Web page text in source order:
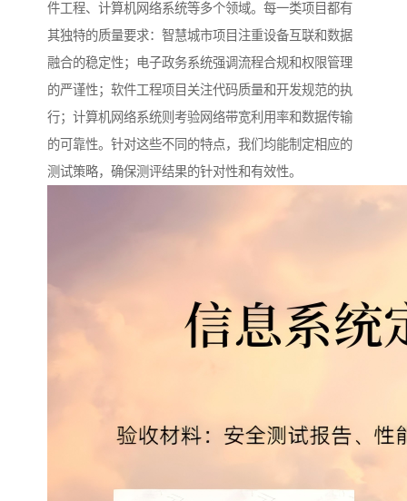
件工程、计算机网络系统等多个领域。每一类项目都有
其独特的质量要求：智慧城市项目注重设备互联和数据
融合的稳定性；电子政务系统强调流程合规和权限管理
的严谨性；软件工程项目关注代码质量和开发规范的执
行；计算机网络系统则考验网络带宽利用率和数据传输
的可靠性。针对这些不同的特点，我们均能制定相应的
测试策略，确保测评结果的针对性和有效性。